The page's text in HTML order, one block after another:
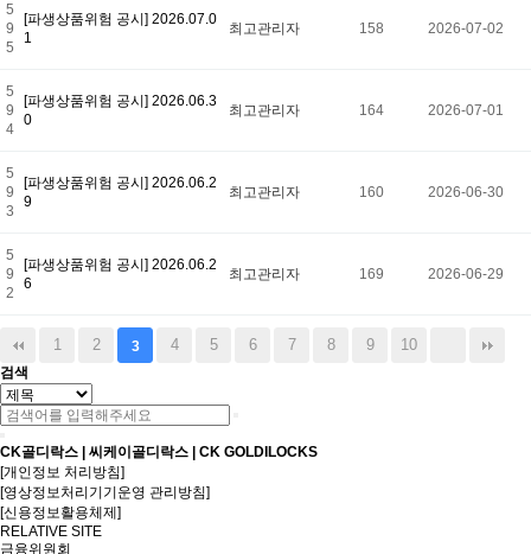
5
9
5
[파생상품위험 공시] 2026.07.0
1
최고관리자 158 2026-07-02
5
9
4
[파생상품위험 공시] 2026.06.3
0
최고관리자 164 2026-07-01
5
9
3
[파생상품위험 공시] 2026.06.2
9
최고관리자 160 2026-06-30
5
9
2
[파생상품위험 공시] 2026.06.2
6
최고관리자 169 2026-06-29
1 2 3 4 5 6 7 8 9 10
검색
CK골디락스 | 씨케이골디락스 | CK GOLDILOCKS
[개인정보 처리방침]
[영상정보처리기기운영 관리방침]
[신용정보활용체제]
RELATIVE SITE
금융위원회